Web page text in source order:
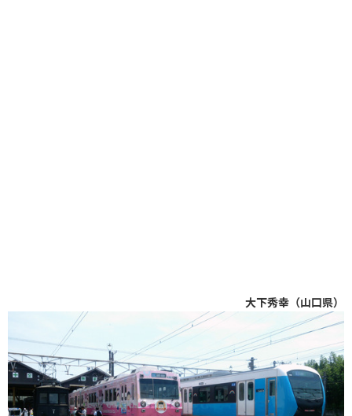
大下秀幸（山口県）